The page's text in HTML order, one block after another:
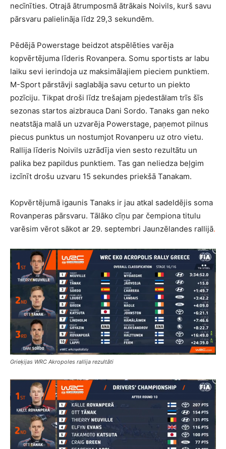
necīnīties. Otrajā ātrumposmā ātrākais Noivils, kurš savu
pārsvaru palielināja līdz 29,3 sekundēm.
Pēdējā Powerstage beidzot atspēlēties varēja
kopvērtējuma līderis Rovanpera. Somu sportists ar labu
laiku sevi ierindoja uz maksimālajiem pieciem punktiem.
M-Sport pārstāvji saglabāja savu ceturto un piekto
pozīciju. Tikpat droši līdz trešajam pjedestālam trīs šīs
sezonas startos aizbrauca Dani Sordo. Tanaks gan neko
neatstāja malā un uzvarēja Powerstage, paņemot pilnus
piecus punktus un nostumjot Rovanperu uz otro vietu.
Rallija līderis Noivils uzrādīja vien sesto rezultātu un
palika bez papildus punktiem. Tas gan neliedza beļgim
izcīnīt drošu uzvaru 15 sekundes priekšā Tanakam.
Kopvērtējumā igaunis Tanaks ir jau atkal sadeldējis soma
Rovanperas pārsvaru. Tālāko cīņu par čempiona titulu
varēsim vērot sākot ar 29. septembri Jaunzēlandes rallijā.
Grieķijas WRC Akropoles rallija rezultāti